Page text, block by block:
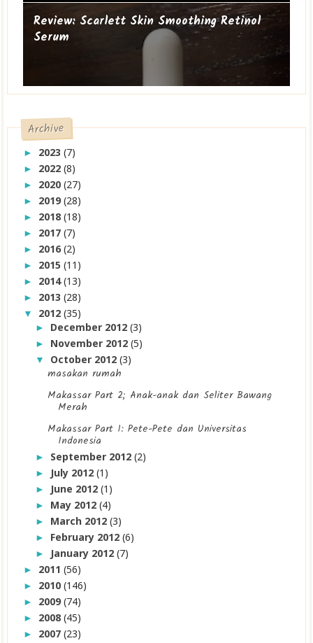
Review: Scarlett Skin Smoothing Retinol
Serum
Archive
► 2023(7)
► 2022(8)
► 2020(27)
► 2019(28)
► 2018(18)
► 2017(7)
► 2016(2)
► 2015(11)
► 2014(13)
► 2013(28)
▼ 2012(35)
► December 2012(3)
► November 2012(5)
▼ October 2012(3)
masakan rumah
Makassar Part 2; Anak-anak dan Seliter Bawang
Merah
Makassar Part 1: Pete-Pete dan Universitas
Indonesia
► September 2012(2)
► July 2012(1)
► June 2012(1)
► May 2012(4)
► March 2012(3)
► February 2012(6)
► January 2012(7)
► 2011(56)
► 2010(146)
► 2009(74)
► 2008(45)
► 2007(23)